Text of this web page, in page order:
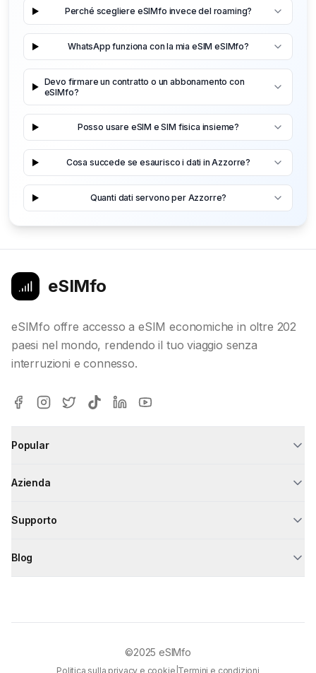
Perché scegliere eSIMfo invece del roaming?
WhatsApp funziona con la mia eSIM eSIMfo?
Devo firmare un contratto o un abbonamento con
eSIMfo?
Posso usare eSIM e SIM fisica insieme?
Cosa succede se esaurisco i dati in Azzorre?
Quanti dati servono per Azzorre?
eSIMfo
eSIMfo offre accesso a eSIM economiche in oltre 202
paesi nel mondo, rendendo il tuo viaggio senza
interruzioni e connesso.
Popular
Azienda
Supporto
Blog
©2025 eSIMfo
Politica sulla privacy e cookie Termini e condizioni